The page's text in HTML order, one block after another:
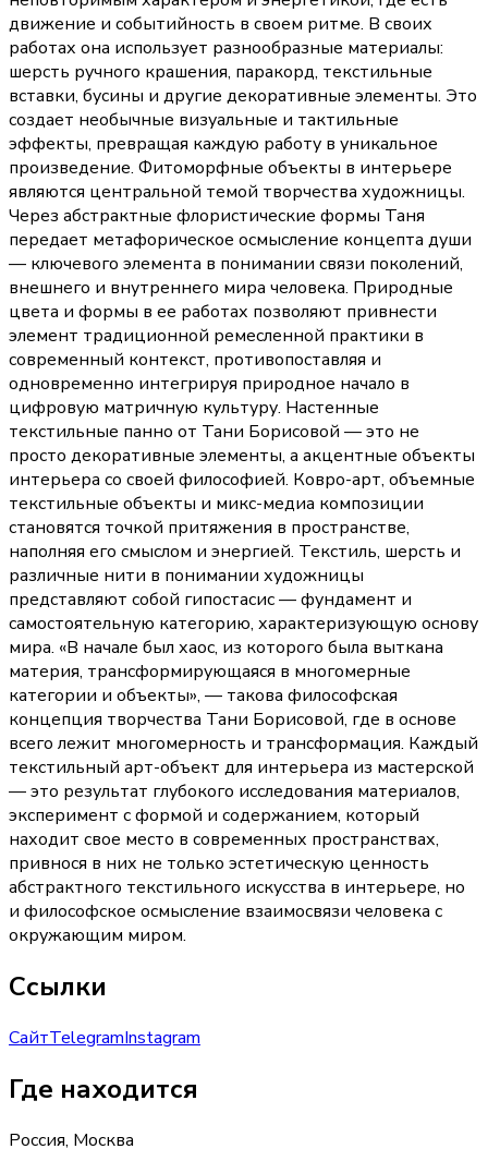
движение и событийность в своем ритме. В своих
работах она использует разнообразные материалы:
шерсть ручного крашения, паракорд, текстильные
вставки, бусины и другие декоративные элементы. Это
создает необычные визуальные и тактильные
эффекты, превращая каждую работу в уникальное
произведение. Фитоморфные объекты в интерьере
являются центральной темой творчества художницы.
Через абстрактные флористические формы Таня
передает метафорическое осмысление концепта души
— ключевого элемента в понимании связи поколений,
внешнего и внутреннего мира человека. Природные
цвета и формы в ее работах позволяют привнести
элемент традиционной ремесленной практики в
современный контекст, противопоставляя и
одновременно интегрируя природное начало в
цифровую матричную культуру. Настенные
текстильные панно от Тани Борисовой — это не
просто декоративные элементы, а акцентные объекты
интерьера со своей философией. Ковро-арт, объемные
текстильные объекты и микс-медиа композиции
становятся точкой притяжения в пространстве,
наполняя его смыслом и энергией. Текстиль, шерсть и
различные нити в понимании художницы
представляют собой гипостасис — фундамент и
самостоятельную категорию, характеризующую основу
мира. «В начале был хаос, из которого была выткана
материя, трансформирующаяся в многомерные
категории и объекты», — такова философская
концепция творчества Тани Борисовой, где в основе
всего лежит многомерность и трансформация. Каждый
текстильный арт-объект для интерьера из мастерской
— это результат глубокого исследования материалов,
эксперимент с формой и содержанием, который
находит свое место в современных пространствах,
привнося в них не только эстетическую ценность
абстрактного текстильного искусства в интерьере, но
и философское осмысление взаимосвязи человека с
окружающим миром.
Ссылки
СайтTelegramInstagram
Где находится
Россия, Москва